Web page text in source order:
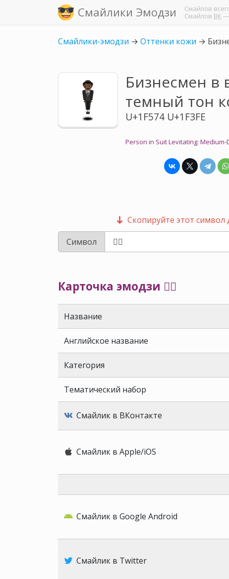
Смайлики Эмодзи Смайлов
Смайлов ВК —
Смайлики-эмодзи → Оттенки кожи →
Бизнесмен в
темный тон
U+1F574 U+1F3FE
Person in Suit Levitating: Medium-
Скопируйте этот символ
Символ
Карточка эмодзи 🕴🏾
Название
Английское название
Категория
Тематический набор
Смайлик в ВКонтакте
Смайлик в Apple/iOS
Смайлик в Google Android
Смайлик в Twitter